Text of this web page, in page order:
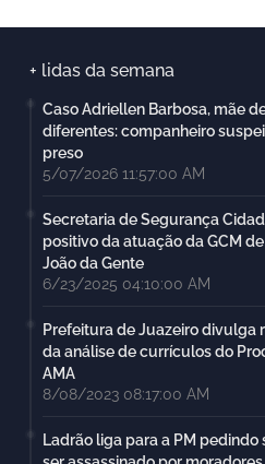
+ lidas da semana
Caso Adriellen Barbosa, mãe
diferentes: companheiro
preso
5/07/2026 11:57:00 AM
Secretaria de Segurança
positivo da atuação da GCM
João da Gente
6/23/2025 04:10:00 AM
Prefeitura de Juazeiro divulga
da análise de currículos do
AMA
8/08/2023 08:17:00 AM
Ladrão liga para a PM